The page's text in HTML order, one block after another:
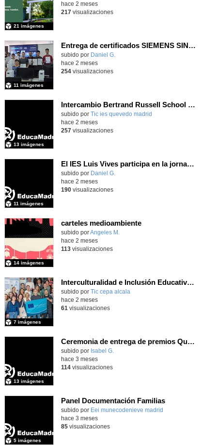
21 imágenes
hace 2 meses
217visualizaciones
Entrega de certificados SIEMENS SINUMERIK
subido por Daniel G.
11 imágenes
hace 2 meses
254visualizaciones
Intercambio Bertrand Russell School en Krommenie, junio 2026
subido por Tic ies quevedo madrid
13 imágenes
hace 2 meses
257visualizaciones
El IES Luis Vives participa en la jornada de trabajo sobre mecanizado CNC e Industria 4.0
subido por Daniel G.
11 imágenes
hace 2 meses
190visualizaciones
carteles medioambiente
Contenido educativo.
subido porAngeles M.
14 imágenes
hace 2 meses
113visualizaciones
Interculturalidad e Inclusión Educativa en la Educación de Adultos
subido por Tic cepa alcala
7 imágenes
hace 2 meses
61 visualizaciones
Ceremonia de entrega de premios Quizstory 2026
subido por Isabel G.
13 imágenes
hace 3 meses
114visualizaciones
Panel Documentación Familias
Contenido educativo.
subido por Eei munecodenieve madrid
5 imágenes
hace 3 meses
85visualizaciones